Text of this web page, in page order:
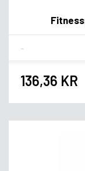
136,36 KR